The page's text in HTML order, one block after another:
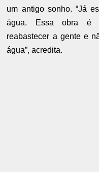
um antigo sonho. “Já
água. Essa obra é
reabastecer a gente e
água”, acredita.